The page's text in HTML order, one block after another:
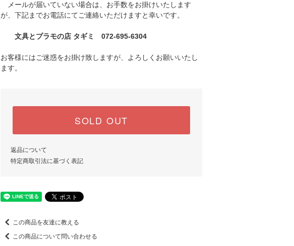
メールが届いていない場合は、お手数をお掛けいたします
が、下記までお電話にてご連絡いただけますと幸いです。
文具とプラモの店 タギミ 072-695-6304
お客様にはご迷惑をお掛け致しますが、よろしくお願いいたし
ます。
SOLD OUT
返品について
特定商取引法に基づく表記
この商品を友達に教える
この商品について問い合わせる